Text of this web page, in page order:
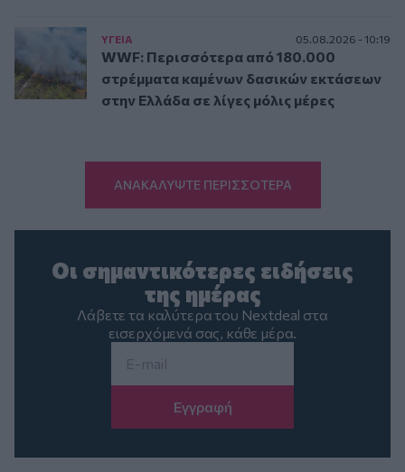
ΥΓΕΙΑ 05.08.2026 - 10:19
WWF: Περισσότερα από 180.000
στρέμματα καμένων δασικών εκτάσεων
στην Ελλάδα σε λίγες μόλις μέρες
ΑΝΑΚΑΛΥΨΤΕ ΠΕΡΙΣΣΟΤΕΡΑ
Οι σημαντικότερες ειδήσεις
της ημέρας
Λάβετε τα καλύτερα του Nextdeal στα
εισερχόμενά σας, κάθε μέρα.